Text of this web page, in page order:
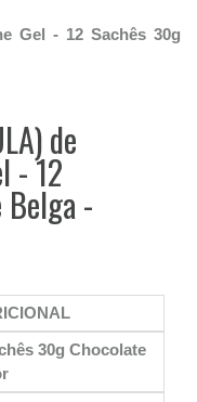
Gel - 12 Sachês 30g
de
- 12
-
30g Chocolate